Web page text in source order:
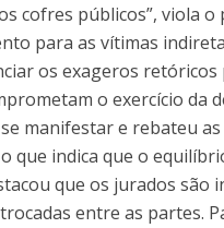
cofres públicos”, viola
para as vítimas
os exageros
o exercício da
manifestar e rebateu
que indica que o
que os jurados são
entre as partes.